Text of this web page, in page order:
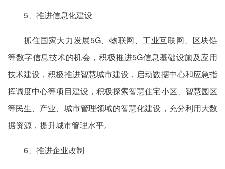
5、推进信息化建设
抓住国家大力发展5G、物联网、工业互联网、区块链
等数字信息技术的机会，积极推进5G信息基础设施及应用
技术建设，积极推进智慧城市建设，启动数据中心和应急指
挥调度中心等项目建设，积极探索智慧住宅小区、智慧园区
等民生、产业、城市管理领域的智慧化建设，充分利用大数
据资源，提升城市管理水平。
6、推进企业改制